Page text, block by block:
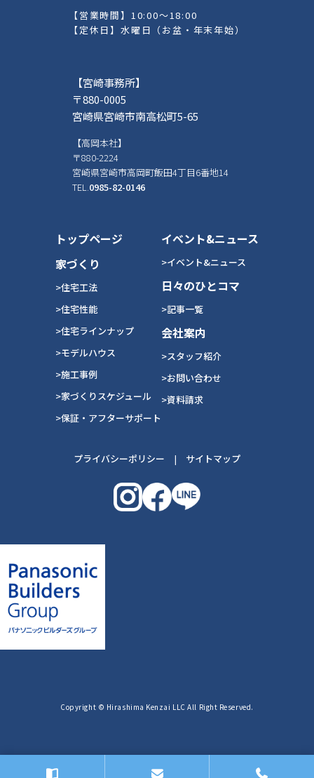
【営業時間】10:00～18:00
【定休日】水曜日（お盆・年末年始）
【宮崎事務所】
〒880-0005
宮崎県宮崎市南高松町5-65
【高岡本社】
〒880-2224
宮崎県宮崎市高岡町飯田4丁目6番地14
TEL. 0985-82-0146
トップページ
家づくり
>住宅工法
>住宅性能
>住宅ラインナップ
>モデルハウス
>施工事例
>家づくりスケジュール
>保証・アフターサポート
イベント&ニュース
>イベント&ニュース
日々のひとコマ
>記事一覧
会社案内
>スタッフ紹介
>お問い合わせ
>資料請求
プライバシーポリシー | サイトマップ
Copyright © Hirashima Kenzai LLC All Right Reserved.